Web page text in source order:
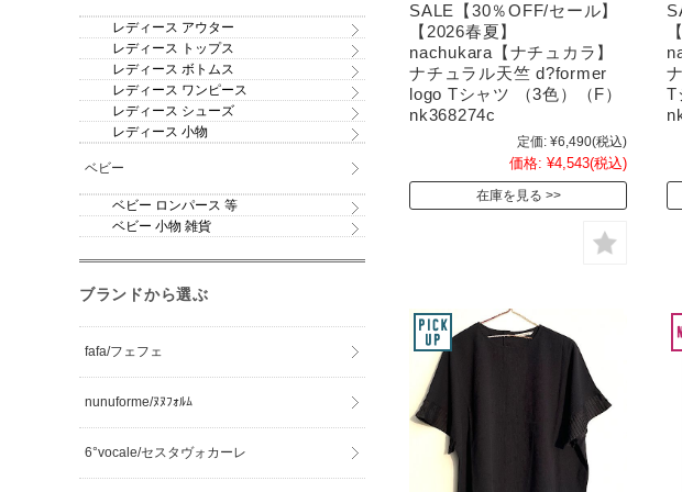
SALE【30％OFF/セール】
【2026春夏】
nachukara【ナチュカラ】
ナチュラル天竺 d?former
logo Tシャツ （3色）（F）
nk368274c
定価: ¥6,490(税込)
価格: ¥4,543(税込)
在庫を見る
T
レディース アウター
レディース トップス
レディース ボトムス
レディース ワンピース
レディース シューズ
レディース 小物
ベビー
ベビー ロンパース 等
ベビー 小物 雑貨
ブランドから選ぶ
fafa/フェフェ
nunuforme/ﾇﾇﾌｫﾙﾑ
6°vocale/セスタヴォカーレ